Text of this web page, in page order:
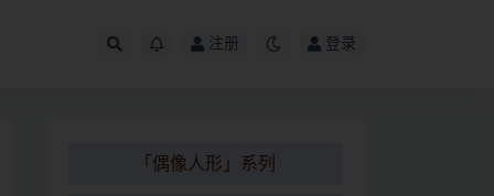
注册 登录
「偶像人形」系列